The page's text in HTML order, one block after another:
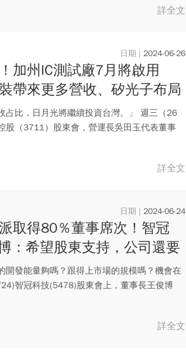
詳全文
2024-06-26
加州IC測試廠7月將啟用
帶來更多營收、矽光子布局
占比，日月光將繼續投資台灣。」 週三（26
股（3711）股東會，營運長吳田玉代表董事
詳全文
2024-06-24
取得80％董事席次！智冠
：希望股東支持，公司還要
開發能量夠嗎？跟得上市場的規模嗎？機會在
智冠科技(5478)股東會上，董事長王俊博
詳全文